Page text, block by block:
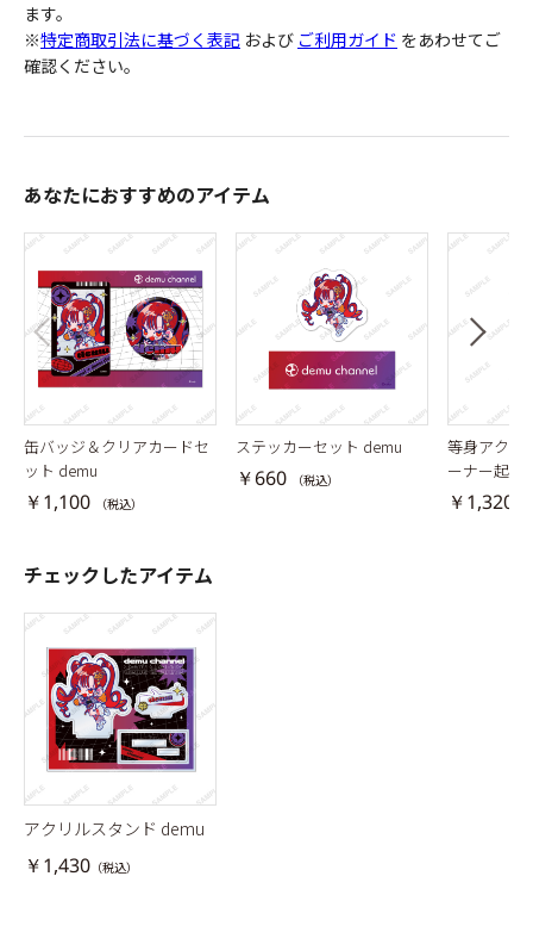
ます。
※特定商取引法に基づく表記 および ご利用ガイド をあわせてご
確認ください。
あなたにおすすめのアイテム
缶バッジ＆クリアカードセ
ット demu
￥1,100 （税込）
ステッカーセット demu
￥660 （税込）
等身アクリ
ーナー起き
￥1,320
チェックしたアイテム
アクリルスタンド demu
￥1,430 （税込）